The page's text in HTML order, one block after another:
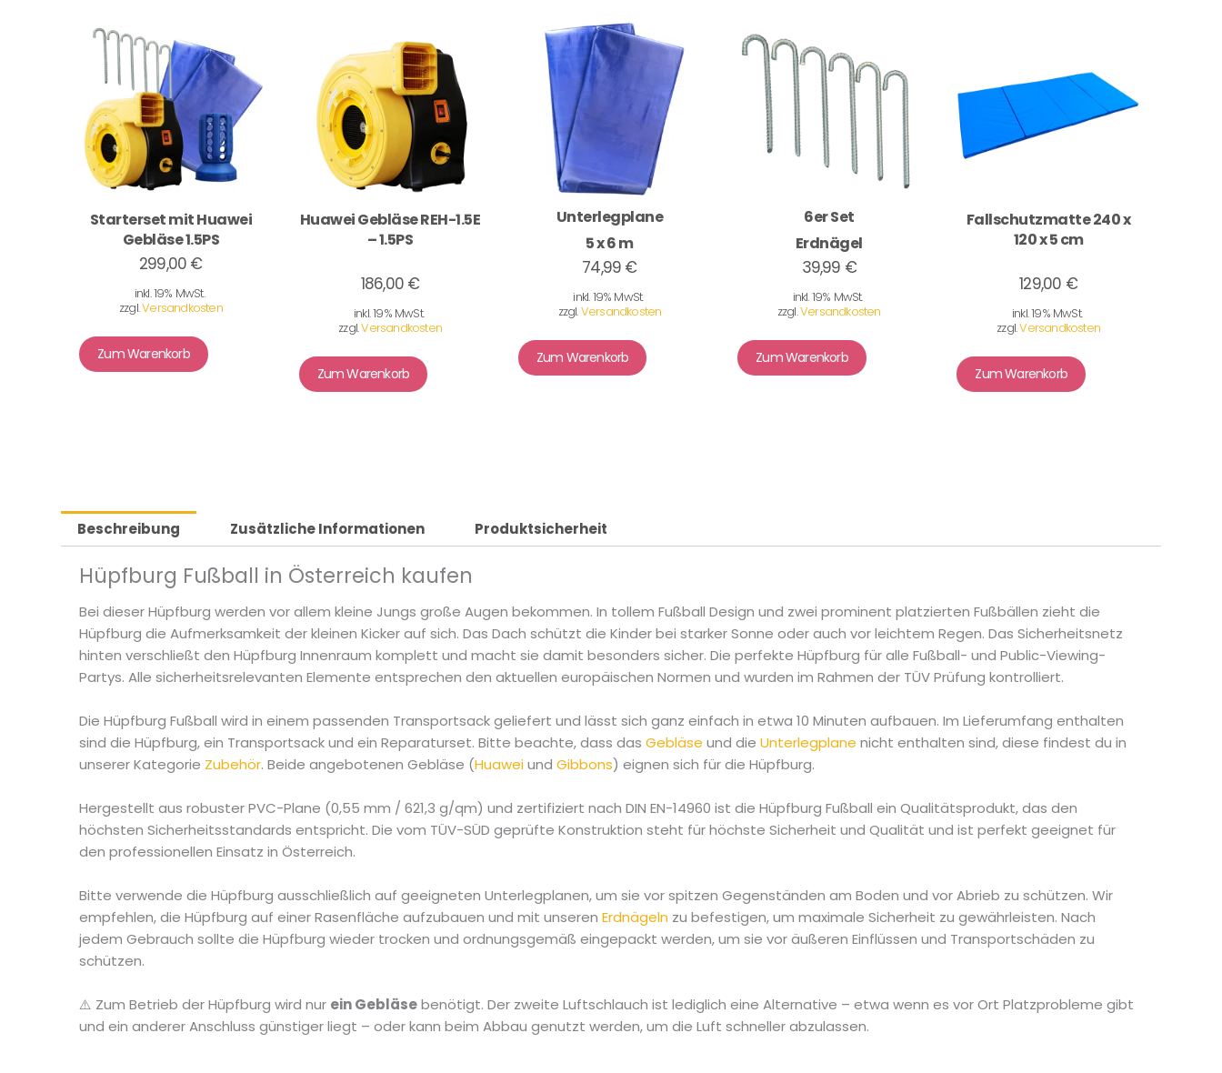
Starterset mit Huawei
Gebläse 1.5PS
299,00 €
inkl. 19% MwSt.
zzgl.Versandkosten
Zum Warenkorb
Huawei Gebläse REH-1.5E
– 1.5PS
186,00 €
inkl. 19% MwSt.
zzgl.Versandkosten
Zum Warenkorb
Unterlegplane
5 x 6 m
74,99 €
inkl. 19% MwSt.
zzgl.Versandkosten
Zum Warenkorb
6er Set
Erdnägel
39,99 €
inkl. 19% MwSt.
zzgl.Versandkosten
Zum Warenkorb
Fallschutzmatte 240 x
120 x 5 cm
129,00 €
inkl. 19% MwSt.
zzgl.Versandkosten
Zum Warenkorb
Beschreibung Zusätzliche Informationen Produktsicherheit
Hüpfburg Fußball in Österreich kaufen
Bei dieser Hüpfburg werden vor allem kleine Jungs große Augen bekommen. In tollem Fußball Design und zwei prominent platzierten Fußbällen zieht die
Hüpfburg die Aufmerksamkeit der kleinen Kicker auf sich. Das Dach schützt die Kinder bei starker Sonne oder auch vor leichtem Regen. Das Sicherheitsnetz
hinten verschließt den Hüpfburg Innenraum komplett und macht sie damit besonders sicher. Die perfekte Hüpfburg für alle Fußball- und Public-Viewing-
Partys. Alle sicherheitsrelevanten Elemente entsprechen den aktuellen europäischen Normen und wurden im Rahmen der TÜV Prüfung kontrolliert.
Die Hüpfburg Fußball wird in einem passenden Transportsack geliefert und lässt sich ganz einfach in etwa 10 Minuten aufbauen. Im Lieferumfang enthalten
sind die Hüpfburg, ein Transportsack und ein Reparaturset. Bitte beachte, dass dasGebläse und dieUnterlegplane nicht enthalten sind, diese findest du in
unserer Kategorie Zubehör. Beide angebotenen Gebläse (HuaweiundGibbons) eignen sich für die Hüpfburg.
Hergestellt aus robuster PVC-Plane (0,55 mm / 621,3 g/qm) und zertifiziert nach DIN EN-14960 ist die Hüpfburg Fußball ein Qualitätsprodukt, das den
höchsten Sicherheitsstandards entspricht. Die vom TÜV-SÜD geprüfte Konstruktion steht für höchste Sicherheit und Qualität und ist perfekt geeignet für
den professionellen Einsatz in Österreich.
Bitte verwende die Hüpfburg ausschließlich auf geeigneten Unterlegplanen, um sie vor spitzen Gegenständen am Boden und vor Abrieb zu schützen. Wir
empfehlen, die Hüpfburg auf einer Rasenfläche aufzubauen und mit unserenErdnägeln zu befestigen, um maximale Sicherheit zu gewährleisten. Nach
jedem Gebrauch sollte die Hüpfburg wieder trocken und ordnungsgemäß eingepackt werden, um sie vor äußeren Einflüssen und Transportschäden zu
schützen.
⚠️ Zum Betrieb der Hüpfburg wird nur ein Gebläsebenötigt. Der zweite Luftschlauch ist lediglich eine Alternative – etwa wenn es vor Ort Platzprobleme gibt
und ein anderer Anschluss günstiger liegt – oder kann beim Abbau genutzt werden, um die Luft schneller abzulassen.